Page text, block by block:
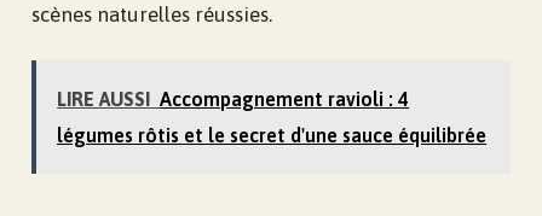
scènes naturelles réussies.
LIRE AUSSI Accompagnement ravioli : 4
légumes rôtis et le secret d'une sauce équilibrée